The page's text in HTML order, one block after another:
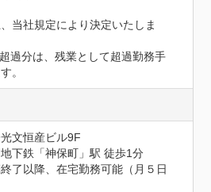
当社規定により決定いたしま
過分は、残業として超過勤務手
。
文恒産ビル9F
下鉄「神保町」駅 徒歩1分
了以降、在宅勤務可能（月５日